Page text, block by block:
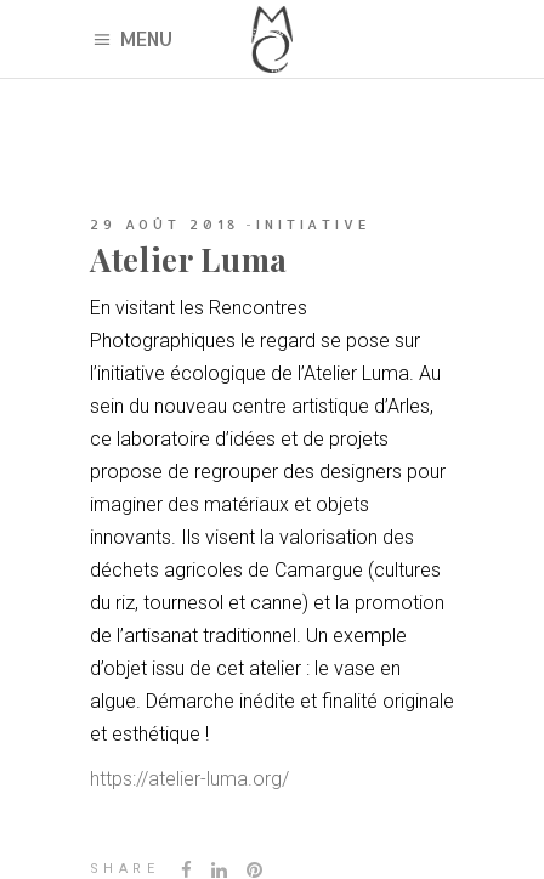
MENU
29 AOÛT 2018 INITIATIVE
Atelier Luma
En visitant les Rencontres
Photographiques le regard se pose sur
l’initiative écologique de l’Atelier Luma. Au
sein du nouveau centre artistique d’Arles,
ce laboratoire d’idées et de projets
propose de regrouper des designers pour
imaginer des matériaux et objets
innovants. Ils visent la valorisation des
déchets agricoles de Camargue (cultures
du riz, tournesol et canne) et la promotion
de l’artisanat traditionnel. Un exemple
d’objet issu de cet atelier : le vase en
algue. Démarche inédite et finalité originale
et esthétique !
https://atelier-luma.org/
SHARE